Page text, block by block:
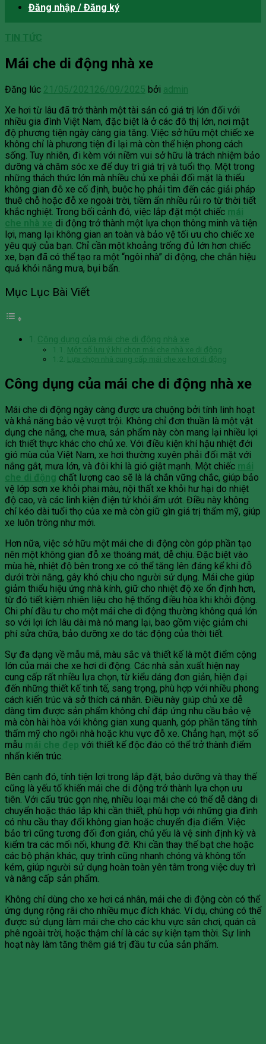
Đăng nhập / Đăng ký
TIN TỨC
Mái che di động nhà xe
Đăng lúc 21/05/2021 26/09/2025 bởi admin
Xe hơi từ lâu đã trở thành một tài sản có giá trị lớn đối với
nhiều gia đình Việt Nam, đặc biệt là ở các đô thị lớn, nơi mật
độ phương tiện ngày càng gia tăng. Việc sở hữu một chiếc xe
không chỉ là phương tiện đi lại mà còn thể hiện phong cách
sống. Tuy nhiên, đi kèm với niềm vui sở hữu là trách nhiệm bảo
dưỡng và chăm sóc xe để duy trì giá trị và tuổi thọ. Một trong
những thách thức lớn mà nhiều chủ xe phải đối mặt là thiếu
không gian đỗ xe cố định, buộc họ phải tìm đến các giải pháp
thuê chỗ hoặc đỗ xe ngoài trời, tiềm ẩn nhiều rủi ro từ thời tiết
khắc nghiệt. Trong bối cảnh đó, việc lắp đặt một chiếc mái
che nhà xe di động trở thành một lựa chọn thông minh và tiện
lợi, mang lại không gian an toàn và bảo vệ tối ưu cho chiếc xe
yêu quý của bạn. Chỉ cần một khoảng trống đủ lớn hơn chiếc
xe, bạn đã có thể tạo ra một “ngôi nhà” di động, che chắn hiệu
quả khỏi nắng mưa, bụi bẩn.
Mục Lục Bài Viết
Công dụng của mái che di động nhà xe
Một số lưu ý khi chọn mái che nhà xe di động
Lựa chọn nhà cung cấp mái che xe hơi di động
Công dụng của mái che di động nhà xe
Mái che di động ngày càng được ưa chuộng bởi tính linh hoạt
và khả năng bảo vệ vượt trội. Không chỉ đơn thuần là một vật
dụng che nắng, che mưa, sản phẩm này còn mang lại nhiều lợi
ích thiết thực khác cho chủ xe. Với điều kiện khí hậu nhiệt đới
gió mùa của Việt Nam, xe hơi thường xuyên phải đối mặt với
nắng gắt, mưa lớn, và đôi khi là gió giật mạnh. Một chiếc mái
che di động chất lượng cao sẽ là lá chắn vững chắc, giúp bảo
vệ lớp sơn xe khỏi phai màu, nội thất xe khỏi hư hại do nhiệt
độ cao, và các linh kiện điện tử khỏi ẩm ướt. Điều này không
chỉ kéo dài tuổi thọ của xe mà còn giữ gìn giá trị thẩm mỹ, giúp
xe luôn trông như mới.
Hơn nữa, việc sở hữu một mái che di động còn góp phần tạo
nên một không gian đỗ xe thoáng mát, dễ chịu. Đặc biệt vào
mùa hè, nhiệt độ bên trong xe có thể tăng lên đáng kể khi đỗ
dưới trời nắng, gây khó chịu cho người sử dụng. Mái che giúp
giảm thiểu hiệu ứng nhà kính, giữ cho nhiệt độ xe ổn định hơn,
từ đó tiết kiệm nhiên liệu cho hệ thống điều hòa khi khởi động.
Chi phí đầu tư cho một mái che di động thường không quá lớn
so với lợi ích lâu dài mà nó mang lại, bao gồm việc giảm chi
phí sửa chữa, bảo dưỡng xe do tác động của thời tiết.
Sự đa dạng về mẫu mã, màu sắc và thiết kế là một điểm cộng
lớn của mái che xe hơi di động. Các nhà sản xuất hiện nay
cung cấp rất nhiều lựa chọn, từ kiểu dáng đơn giản, hiện đại
đến những thiết kế tinh tế, sang trọng, phù hợp với nhiều phong
cách kiến trúc và sở thích cá nhân. Điều này giúp chủ xe dễ
dàng tìm được sản phẩm không chỉ đáp ứng nhu cầu bảo vệ
mà còn hài hòa với không gian xung quanh, góp phần tăng tính
thẩm mỹ cho ngôi nhà hoặc khu vực đỗ xe. Chẳng hạn, một số
mẫu mái che đẹp với thiết kế độc đáo có thể trở thành điểm
nhấn kiến trúc.
Bên cạnh đó, tính tiện lợi trong lắp đặt, bảo dưỡng và thay thế
cũng là yếu tố khiến mái che di động trở thành lựa chọn ưu
tiên. Với cấu trúc gọn nhẹ, nhiều loại mái che có thể dễ dàng di
chuyển hoặc tháo lắp khi cần thiết, phù hợp với những gia đình
có nhu cầu thay đổi không gian hoặc chuyển địa điểm. Việc
bảo trì cũng tương đối đơn giản, chủ yếu là vệ sinh định kỳ và
kiểm tra các mối nối, khung đỡ. Khi cần thay thế bạt che hoặc
các bộ phận khác, quy trình cũng nhanh chóng và không tốn
kém, giúp người sử dụng hoàn toàn yên tâm trong việc duy trì
và nâng cấp sản phẩm.
Không chỉ dùng cho xe hơi cá nhân, mái che di động còn có thể
ứng dụng rộng rãi cho nhiều mục đích khác. Ví dụ, chúng có thể
được sử dụng làm mái che cho các khu vực sân chơi, quán cà
phê ngoài trời, hoặc thậm chí là các sự kiện tạm thời. Sự linh
hoạt này làm tăng thêm giá trị đầu tư của sản phẩm.